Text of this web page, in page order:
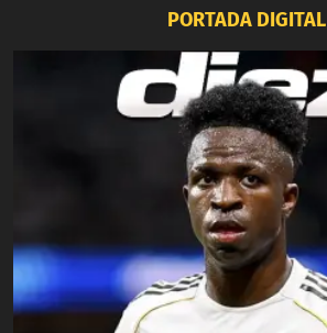
PORTADA DIGITAL